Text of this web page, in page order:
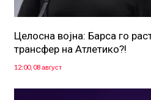
Целосна војна: Барса го
трансфер на Атлетико?!
12:00, 08 август